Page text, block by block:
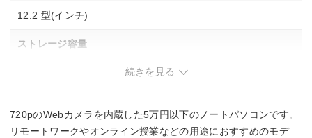
12.2 型(インチ)
ストレージ容量
4GB
続きを見る
720pのWebカメラを内蔵した5万円以下のノートパソコンです。
リモートワークやオンライン授業などの用途におすすめのモデ